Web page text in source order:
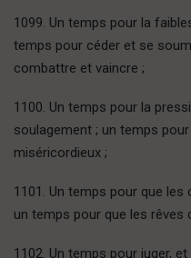
1099. Un temps pour la
temps pour céder et se
combattre et vaincre ;
1100. Un temps pour la
soulagement ; un temps
miséricordieux ;
1101. Un temps pour que
un temps pour que les rêves
1102. Un temps pour juger,